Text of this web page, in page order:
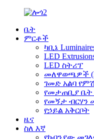
ቤት
ምርቶች
ካቢኔ
LED
LED ስትሪፕ
መለዋወጫዎች
ገመድ አልባ
የመታጠቢያ
የመኝታ ብርሃን
የኃይል አቅርቦት
ዜና
ስለ እኛ
የኩባንያው